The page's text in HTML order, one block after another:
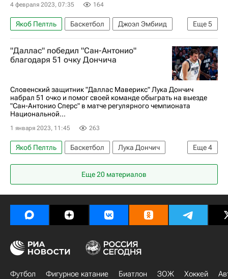
4 февраля 2023, 07:35 164
Еще5
Якоб Пелтль Баскетбол
Джоэл Эмбиид
Сан-Антонио Спёрс
Атланта Хокс
Юта Джаз
Лаури Маркканен
"Даллас" победил "Сан-Антонио"
благодаря 51 очку Дончича
Словенский защитник "Даллас Маверикс" Лука Дончич
набрал 51 очко и помог своей команде обыграть на выезде
"Сан-Антонио Сперс" в матче регулярного чемпионата
Национальной...
1 января 2023, 11:45 263
Еще4
Якоб Пелтль Баскетбол
Лука Дончич
Келдон Джонсон
Нью-Йорк Никс
НБА
Еще 20 материалов
Футбол Фигурное катание Биатлон ЗОЖ Хоккей